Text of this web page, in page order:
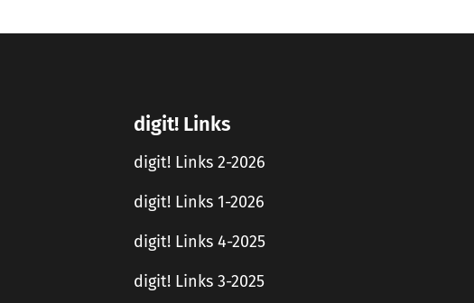
digit! Links
digit! Links 2-2026
digit! Links 1-2026
digit! Links 4-2025
digit! Links 3-2025